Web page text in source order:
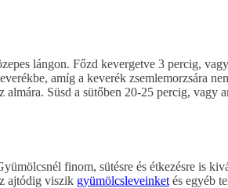
lángon. Főzd kevergetve 3 percig,
amíg a keverék zsemlemorzsára
Süsd a sütőben 20-25 percig, vagy
finom, sütésre és étkezésre is
ajtódig viszik gyümölcsleveinket és egyéb